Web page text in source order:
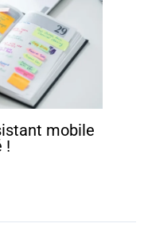
mobile
!